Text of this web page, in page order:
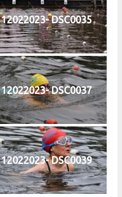
12022023- DSC0035
12022023- DSC0037
12022023- DSC0039